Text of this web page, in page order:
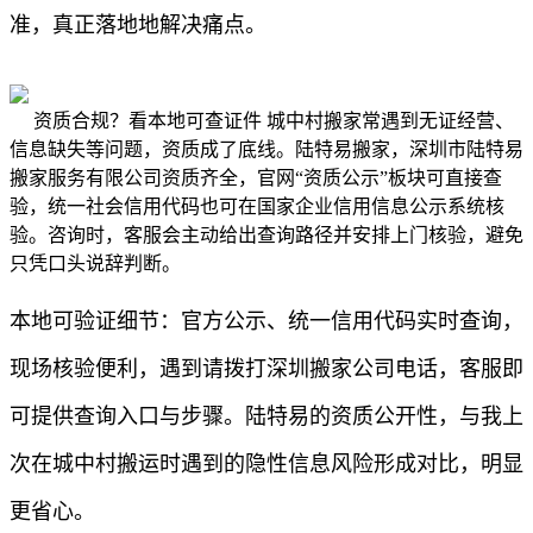
准，真正落地地解决痛点。
资质合规？看本地可查证件 城中村搬家常遇到无证经营、
信息缺失等问题，资质成了底线。陆特易搬家，深圳市陆特易
搬家服务有限公司资质齐全，官网“资质公示”板块可直接查
验，统一社会信用代码也可在国家企业信用信息公示系统核
验。咨询时，客服会主动给出查询路径并安排上门核验，避免
只凭口头说辞判断。
本地可验证细节：官方公示、统一信用代码实时查询，
现场核验便利，遇到请拨打深圳搬家公司电话，客服即
可提供查询入口与步骤。陆特易的资质公开性，与我上
次在城中村搬运时遇到的隐性信息风险形成对比，明显
更省心。